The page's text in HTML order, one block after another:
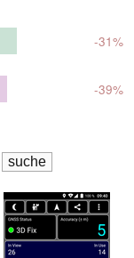
-31%
-39%